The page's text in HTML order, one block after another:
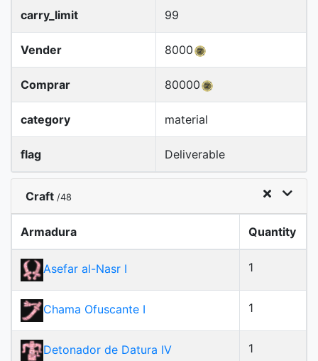
carry_limit 99
Vender 8000
Comprar 80000
category material
flag Deliverable
Craft /48
Armadura Quantity
Asefar al-Nasr I 1
Chama Ofuscante I 1
Detonador de Datura IV 1